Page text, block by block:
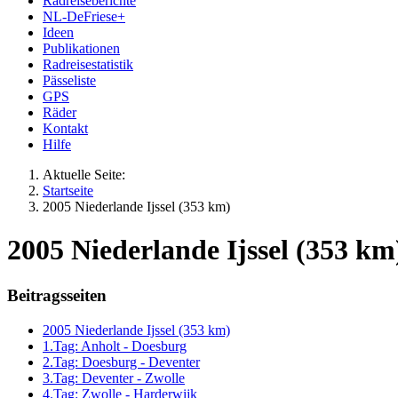
NL-DeFriese+
Ideen
Publikationen
Radreisestatistik
Pässeliste
GPS
Räder
Kontakt
Hilfe
Aktuelle Seite:
Startseite
2005 Niederlande Ijssel (353 km)
2005 Niederlande Ijssel (353
Beitragsseiten
2005 Niederlande Ijssel (353 km)
1.Tag: Anholt - Doesburg
2.Tag: Doesburg - Deventer
3.Tag: Deventer - Zwolle
4.Tag: Zwolle - Harderwijk